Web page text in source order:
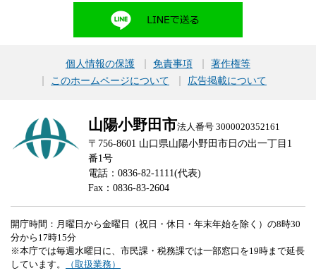
個人情報の保護 免責事項
著作権等
このホームページについて
広告掲載について
山陽小野田市法人番号 3000020352161
〒756-8601 山口県山陽小野田市日の出一丁目1
番1号
電話：0836-82-1111(代表)
Fax：0836-83-2604
開庁時間：月曜日から金曜日（祝日・休日・年末年始を除く）の8時30
分から17時15分
※本庁では毎週水曜日に、市民課・税務課では一部窓口を19時まで延長
しています。
（取扱業務）